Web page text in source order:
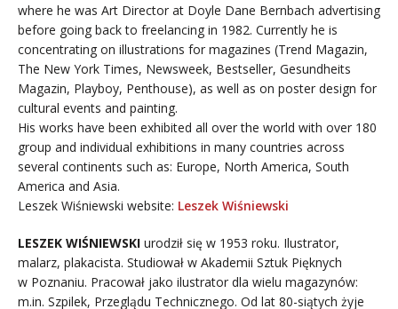
where he was Art Director at Doyle Dane Bernbach advertising
before going back to freelancing in 1982. Currently he is
concentrating on illustrations for magazines (Trend Magazin,
The New York Times, Newsweek, Bestseller, Gesundheits
Magazin, Playboy, Penthouse), as well as on poster design for
cultural events and painting.
His works have been exhibited all over the world with over 180
group and individual exhibitions in many countries across
several continents such as: Europe, North America, South
America and Asia.
Leszek Wiśniewski website: Leszek Wiśniewski
LESZEK WIŚNIEWSKI urodził się w 1953 roku. Ilustrator,
malarz, plakacista. Studiował w Akademii Sztuk Pięknych
w Poznaniu. Pracował jako ilustrator dla wielu magazynów:
m.in. Szpilek, Przeglądu Technicznego. Od lat 80-siątych żyje